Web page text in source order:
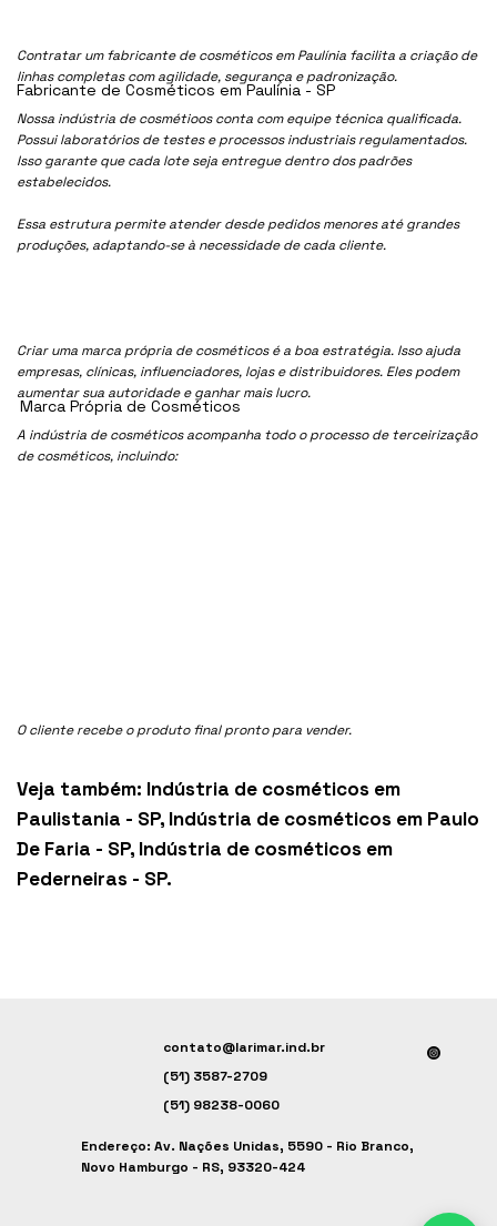
Contratar um fabricante de cosméticos em Paulínia facilita a criação de
linhas completas com agilidade, segurança e padronização.
Nossa indústria de cosmétioos conta com equipe técnica qualificada.
Possui laboratórios de testes e processos industriais regulamentados.
Isso garante que cada lote seja entregue dentro dos padrões
estabelecidos.
Essa estrutura permite atender desde pedidos menores até grandes
produções, adaptando-se à necessidade de cada cliente.
Criar uma marca própria de cosméticos é a boa estratégia. Isso ajuda
empresas, clínicas, influenciadores, lojas e distribuidores. Eles podem
aumentar sua autoridade e ganhar mais lucro.
A indústria de cosméticos acompanha todo o processo de terceirização
de cosméticos, incluindo:
O cliente recebe o produto final pronto para vender.
Veja também: Indústria de cosméticos em
Paulistania - SP, Indústria de cosméticos em Paulo
De Faria - SP, Indústria de cosméticos em
Pederneiras - SP.
Fabricante de Cosméticos em Paulínia - SP
Marca Própria de Cosméticos
contato@larimar.ind.br
(51) 3587-2709
(51) 98238-0060
Endereço: Av. Nações Unidas, 5590 - Rio Branco,
Novo Hamburgo - RS, 93320-424